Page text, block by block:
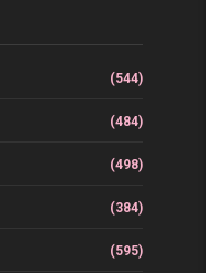
(544)
(484)
(498)
(384)
(595)